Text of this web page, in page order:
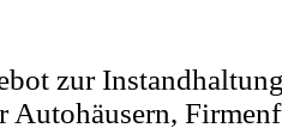
zur
Autohäusern,